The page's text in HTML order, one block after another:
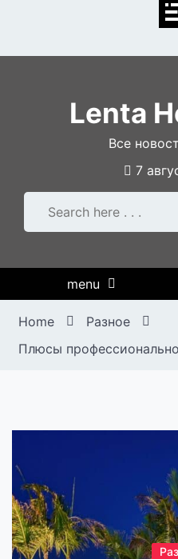
Lenta
Все
7
menu
Home
Разное
Плюсы